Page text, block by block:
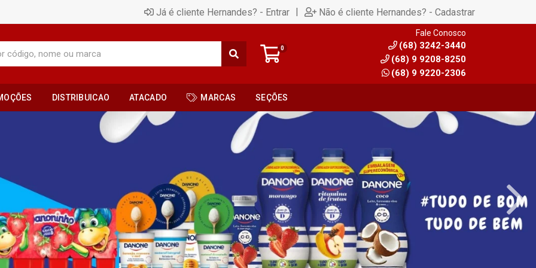
Já é cliente Hernandes? - Entrar | Não é cliente Hernandes? - Cadastrar
0
Fale Conosco
(68) 3242-3440
(68) 9 9208-8250
(68) 9 9220-2306
DISTRIBUICAO ATACADO MARCAS SEÇÕES